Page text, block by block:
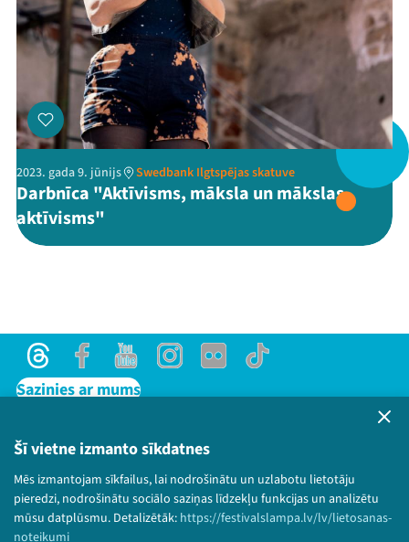
Šī vietne izmanto sīkdatnes
Mēs izmantojam sīkfailus, lai nodrošinātu un uzlabotu lietotāju
pieredzi, nodrošinātu sociālo saziņas līdzekļu funkcijas un analizētu
mūsu datplūsmu. Detalizētāk: https://festivalslampa.lv/lv/lietosanas-
noteikumi
ThreadsFacebookYoutube
X Instagram
Flick TikTok
2023. gada 9. jūnijs Swedbank Ilgtspējas skatuve
Darbnīca "Aktīvisms, māksla un mākslas
aktīvisms"
ThreadsFacebookYoutubeInstagram
Flick TikTok
Sazinies ar mums
Lietošanas noteikumi un sīkdatņu politika
Bērnu aizsardzības politika
© 2026 Sarunu festivāls LAMPA Visas tiesības
paturētas.